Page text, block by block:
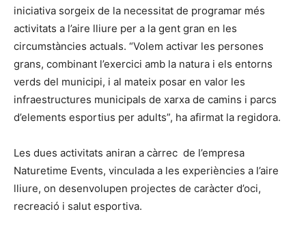
iniciativa sorgeix de la necessitat de programar més
activitats a l’aire lliure per a la gent gran en les
circumstàncies actuals. “Volem activar les persones
grans, combinant l’exercici amb la natura i els entorns
verds del municipi, i al mateix posar en valor les
infraestructures municipals de xarxa de camins i parcs
d’elements esportius per adults”, ha afirmat la regidora.
Les dues activitats aniran a càrrec de l’empresa
Naturetime Events, vinculada a les experiències a l’aire
lliure, on desenvolupen projectes de caràcter d’oci,
recreació i salut esportiva.